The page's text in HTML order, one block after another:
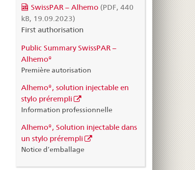
SwissPAR – Alhemo(PDF, 440
kB, 19.09.2023)
First authorisation
Public Summary SwissPAR –
Alhemo®
Première autorisation
Alhemo®, solution injectable en
stylo prérempli
Information professionnelle
Alhemo®, Solution injectable dans
un stylo prérempli
Notice d’emballage